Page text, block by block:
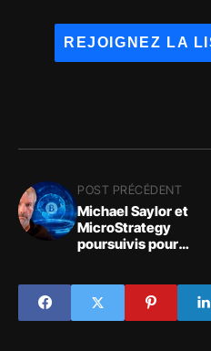
POST PRÉCÉDENT
Michael Saylor et
MicroStrategy
poursuivis pour